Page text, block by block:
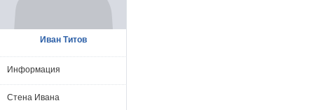
Иван Титов
Информация
Стена Ивана